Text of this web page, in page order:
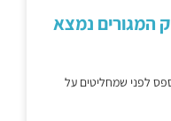
המגורים נמצא
מה אסור לפספס לפני שמחליטים על